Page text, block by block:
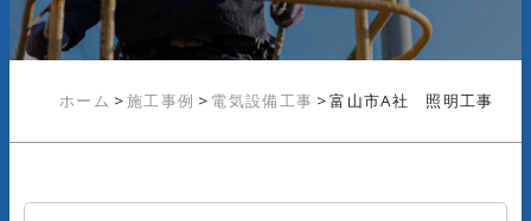
ホーム >施工事例 > 電気設備工事 >富山市A社 照明工事